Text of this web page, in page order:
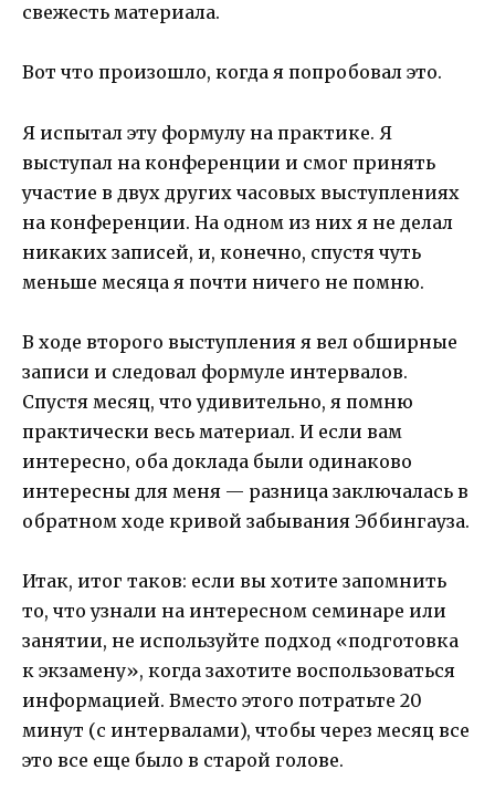
свежесть материала.
Вот что произошло, когда я попробовал это.
Я испытал эту формулу на практике. Я
выступал на конференции и смог принять
участие в двух других часовых выступлениях
на конференции. На одном из них я не делал
никаких записей, и, конечно, спустя чуть
меньше месяца я почти ничего не помню.
В ходе второго выступления я вел обширные
записи и следовал формуле интервалов.
Спустя месяц, что удивительно, я помню
практически весь материал. И если вам
интересно, оба доклада были одинаково
интересны для меня — разница заключалась в
обратном ходе кривой забывания Эббингауза.
Итак, итог таков: если вы хотите запомнить
то, что узнали на интересном семинаре или
занятии, не используйте подход «подготовка
к экзамену», когда захотите воспользоваться
информацией. Вместо этого потратьте 20
минут (с интервалами), чтобы через месяц все
это все еще было в старой голове.